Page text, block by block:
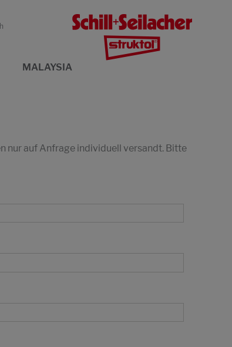
MALAYSIA
nur auf Anfrage individuell versandt. Bitte